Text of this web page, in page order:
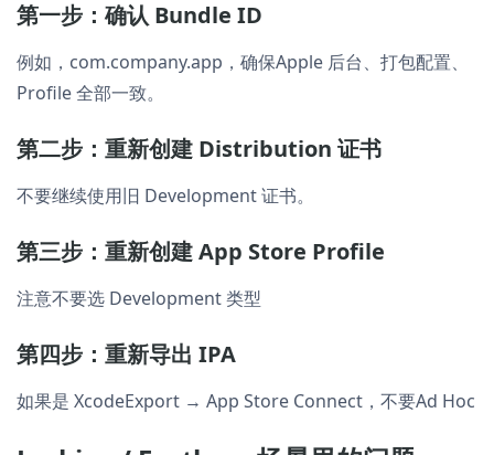
第一步：确认 Bundle ID
例如，com.company.app，确保Apple 后台、打包配置、
Profile 全部一致。
第二步：重新创建 Distribution 证书
不要继续使用旧 Development 证书。
第三步：重新创建 App Store Profile
注意不要选 Development 类型
第四步：重新导出 IPA
如果是 XcodeExport → App Store Connect，不要Ad Hoc